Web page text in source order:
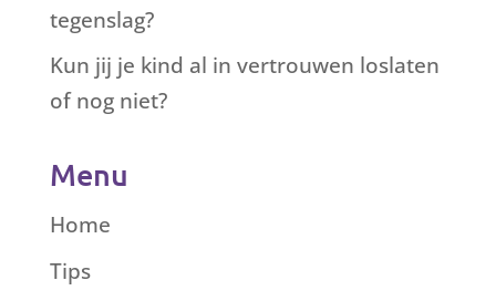
tegenslag?
Kun jij je kind al in vertrouwen loslaten
of nog niet?
Menu
Home
Tips